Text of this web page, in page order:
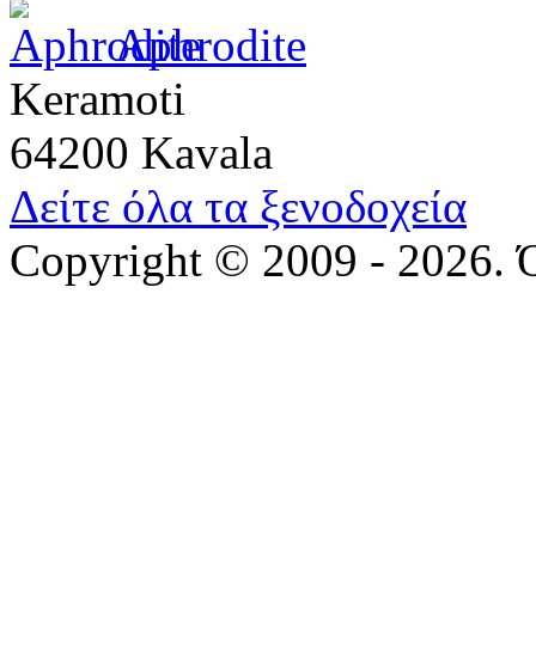
Aphrodite
Keramoti
64200 Kavala
Δείτε όλα τα ξενοδοχεία
Copyright © 2009 - 2026.